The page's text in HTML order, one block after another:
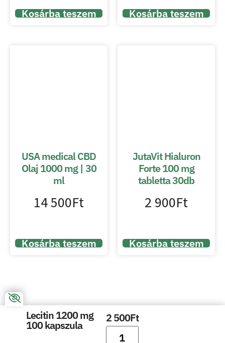
Kosárba teszem Kosárba teszem
USA medical CBD
Olaj 1000 mg | 30
ml
14 500Ft
Kosárba teszem
JutaVit Hialuron
Forte 100 mg
tabletta 30db
2 900Ft
Kosárba teszem
Lecitin 1200 mg
100 kapszula
2 500Ft